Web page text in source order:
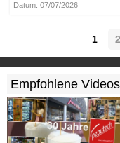
Datum: 07/07/2026
1 2
Empfohlene